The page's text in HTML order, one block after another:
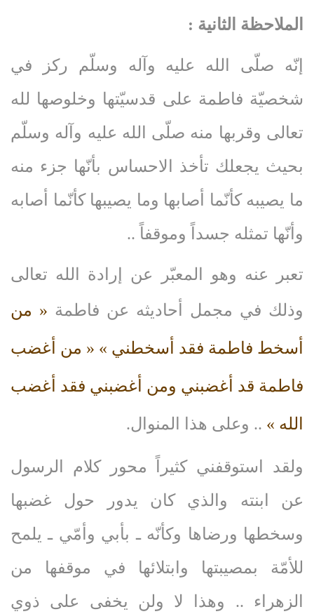
الملاحظة الثانية :
إنّه صلّى‌ الله‌ عليه‌ وآله‌ وسلّم ركز في
شخصيّة فاطمة على قدسيّتها وخلوصها لله
تعالى وقربها منه صلّى‌ الله‌ عليه‌ وآله‌ وسلّم
بحيث يجعلك تأخذ الاحساس بأنّها جزء منه
ما يصيبه كأنّما أصابها وما يصيبها كأنّما أصابه
وأنّها تمثله جسداً وموقفاً ..
تعبر عنه وهو المعبّر عن إرادة الله تعالى
وذلك في مجمل أحاديثه عن فاطمة « من
أسخط فاطمة فقد أسخطني » « من أغضب
فاطمة قد أغضبني ومن أغضبني فقد أغضب
الله » .. وعلى هذا المنوال.
ولقد استوقفني كثيراً محور كلام الرسول
عن ابنته والذي كان يدور حول غضبها
وسخطها ورضاها وكأنّه ـ بأبي وأمّي ـ يلمح
للأمّة بمصيبتها وابتلائها في موقفها من
الزهراء .. وهذا لا ولن يخفى على ذوي